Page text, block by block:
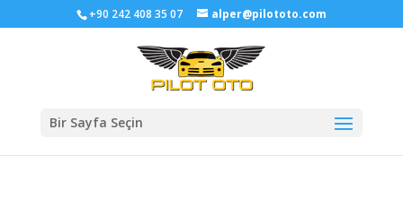
+90 242 408 35 07 alper@pilototo.com
Bir Sayfa Seçin